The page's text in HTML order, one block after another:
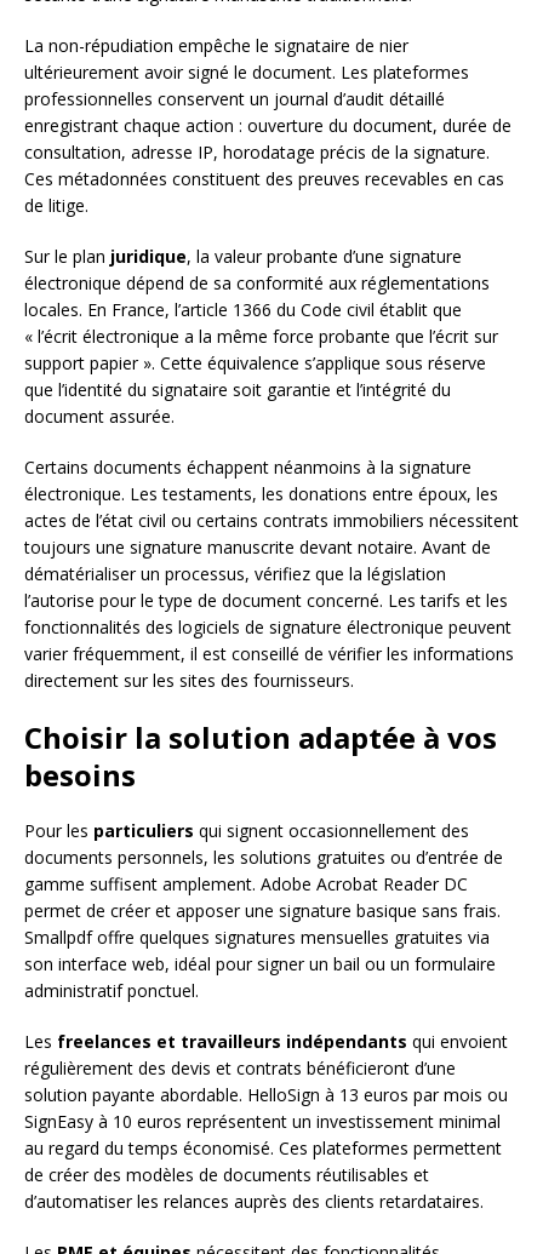
La non-répudiation empêche le signataire de nier
ultérieurement avoir signé le document. Les plateformes
professionnelles conservent un journal d’audit détaillé
enregistrant chaque action : ouverture du document, durée de
consultation, adresse IP, horodatage précis de la signature.
Ces métadonnées constituent des preuves recevables en cas
de litige.
Sur le plan juridique, la valeur probante d’une signature
électronique dépend de sa conformité aux réglementations
locales. En France, l’article 1366 du Code civil établit que
« l’écrit électronique a la même force probante que l’écrit sur
support papier ». Cette équivalence s’applique sous réserve
que l’identité du signataire soit garantie et l’intégrité du
document assurée.
Certains documents échappent néanmoins à la signature
électronique. Les testaments, les donations entre époux, les
actes de l’état civil ou certains contrats immobiliers nécessitent
toujours une signature manuscrite devant notaire. Avant de
dématérialiser un processus, vérifiez que la législation
l’autorise pour le type de document concerné. Les tarifs et les
fonctionnalités des logiciels de signature électronique peuvent
varier fréquemment, il est conseillé de vérifier les informations
directement sur les sites des fournisseurs.
Choisir la solution adaptée à vos
besoins
Pour les particuliers qui signent occasionnellement des
documents personnels, les solutions gratuites ou d’entrée de
gamme suffisent amplement. Adobe Acrobat Reader DC
permet de créer et apposer une signature basique sans frais.
Smallpdf offre quelques signatures mensuelles gratuites via
son interface web, idéal pour signer un bail ou un formulaire
administratif ponctuel.
Les freelances et travailleurs indépendants qui envoient
régulièrement des devis et contrats bénéficieront d’une
solution payante abordable. HelloSign à 13 euros par mois ou
SignEasy à 10 euros représentent un investissement minimal
au regard du temps économisé. Ces plateformes permettent
de créer des modèles de documents réutilisables et
d’automatiser les relances auprès des clients retardataires.